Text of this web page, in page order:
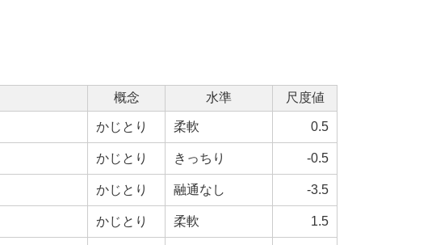
概念 水準 尺度値
かじとり 柔軟 0.5
かじとり きっちり -0.5
かじとり 融通なし -3.5
かじとり 柔軟 1.5